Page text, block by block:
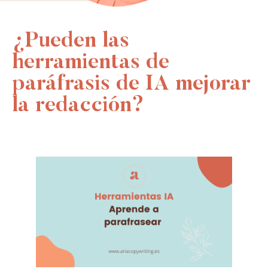
¿Pueden las
herramientas de
paráfrasis de IA mejorar
la redacción?